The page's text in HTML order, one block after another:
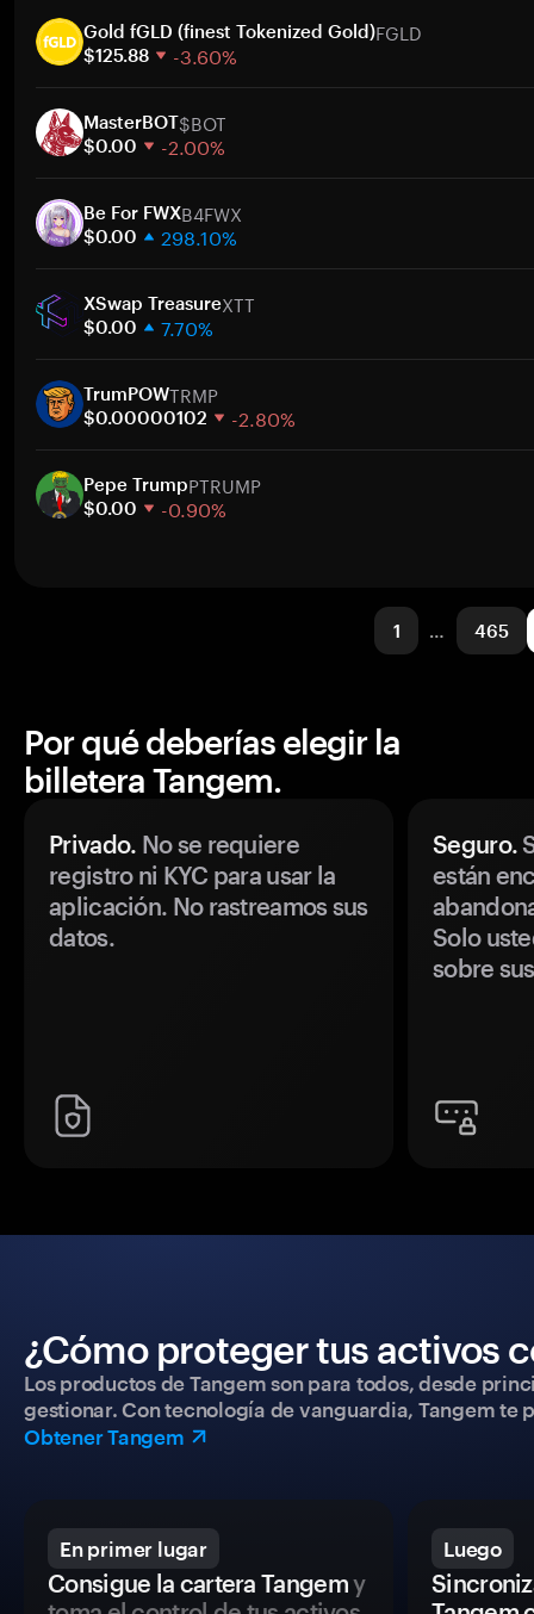
30 días
Capitalización de mercado
Gold fGLD (finest Tokenized Gold)FGLD
$125.88 -3.60%
30 días
Capitalización de mercado
MasterBOT$BOT
$0.00 -2.00%
30 días
Capitalización de mercado
Be For FWXB4FWX
$0.00 298.10%
30 días
Capitalización de mercado
XSwap TreasureXTT
$0.00 7.70%
30 días
Capitalización de mercado
TrumPOWTRMP
$0.00000102 -2.80%
30 días
Capitalización de mercado
Pepe TrumpPTRUMP
$0.00 -0.90%
1 … 465
Por qué deberías elegir la
billetera Tangem.
Privado. No se requiere
registro ni KYC para usar la
aplicación. No rastreamos sus
datos.
Seguro.
están
Solo
sobre
¿Cómo proteger tus activos
Los productos de Tangem son para todos, desde
gestionar. Con tecnología de vanguardia, Tangem
Obtener Tangem
En primer lugar
Consigue la cartera Tangemy
Luego